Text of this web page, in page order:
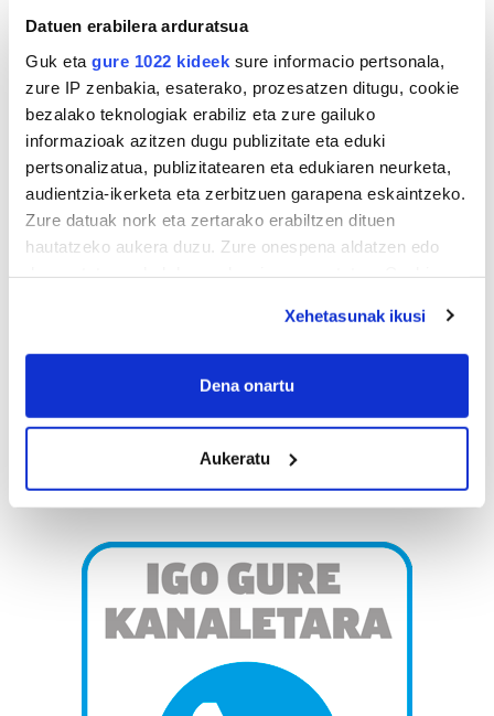
Datuen erabilera arduratsua
Guk eta gure 1022 kideek sure informacio pertsonala,
zure IP zenbakia, esaterako, prozesatzen ditugu, cookie
bezalako teknologiak erabiliz eta zure gailuko
informazioak azitzen dugu publizitate eta eduki
pertsonalizatua, publizitatearen eta edukiaren neurketa,
audientzia-ikerketa eta zerbitzuen garapena eskaintzeko.
Zure datuak nork eta zertarako erabiltzen dituen
hautatzeko aukera duzu. Zure onespena aldatzen edo
If you allow, we would also like to:
Collect information about your geographical
meters
Identify your device by actively scanning it for
specific characteristics (fingerprinting)
and set your preferences in thedetails section.
Guk eta gure bazkideek zure datu pertsonalak
prozesatzen ditugu, zure IP zenbakia, besteak beste,
pertsonalizatuak eskaintzeko, iragarkiak eta edukia
neurtzeko, jendeari buruzko informazioa biltzeko eta
Xehetasunak ikusi
Dena onartu
Aukeratu